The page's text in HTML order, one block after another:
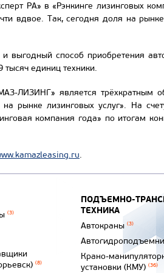
РА» в «Рэнкинге лизинговых
вдвое. Так, сегодня доля на
выгодный способ приобретения
единиц техники.
ЛИЗИНГ» является трёхкратным
рынке лизинговых услуг». На
компания года» по итогам
.
(3)
(8)
ПОДЪЕМНО-
ТЕХНИКА
Автокраны (3)
Крано-
установки (КМУ) (36)